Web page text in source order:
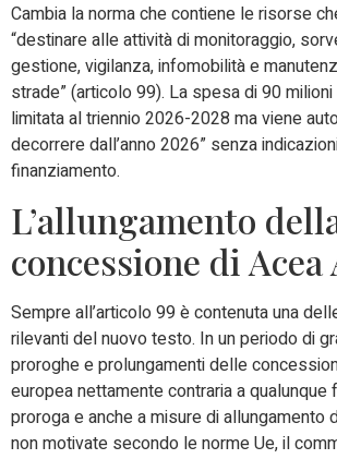
Cambia la norma che contiene le risorse
“destinare alle attività di monitoraggio,
gestione, vigilanza, infomobilità e
strade” (articolo 99). La spesa di 90 milioni
limitata al triennio 2026-2028 ma viene
decorrere dall’anno 2026” senza
finanziamento.
L’allungamento
concessione di Acea
Sempre all’articolo 99 è contenuta una
rilevanti del nuovo testo. In un periodo di
proroghe e prolungamenti delle
europea nettamente contraria a qualunque
proroga e anche a misure di allungamento
non motivate secondo le norme Ue, il